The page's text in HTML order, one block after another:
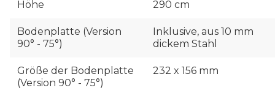
Höhe 290 cm
Bodenplatte (Version
90° - 75°)
Inklusive, aus 10 mm
dickem Stahl
Größe der Bodenplatte
(Version 90° - 75°)
232 x 156 mm